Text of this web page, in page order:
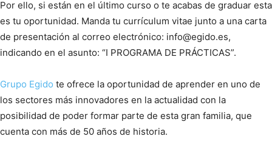
Por ello, si están en el último curso o te acabas de graduar esta
es tu oportunidad. Manda tu currículum vitae junto a una carta
de presentación al correo electrónico: info@egido.es,
indicando en el asunto: “I PROGRAMA DE PRÁCTICAS”.
Grupo Egido te ofrece la oportunidad de aprender en uno de
los sectores más innovadores en la actualidad con la
posibilidad de poder formar parte de esta gran familia, que
cuenta con más de 50 años de historia.